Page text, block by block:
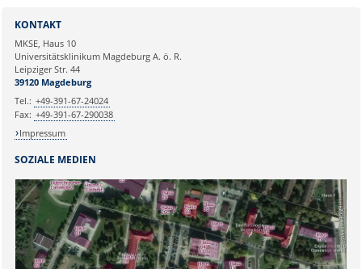
Ihre E-Mailadresse:
Ihr Anliegen:
SOZIALE MEDIEN
KONTAKT
MKSE, Haus 10
Universitätsklinikum Magdeburg A. ö. R.
Leipziger Str. 44
39120 Magdeburg
Tel.: +49-391-67-24024
Fax: +49-391-67-290038
Impressum